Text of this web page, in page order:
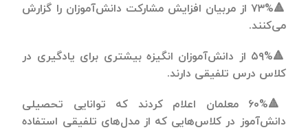
🔺۷۳% از مربیان افزایش مشارکت دانش‌آموزان را گزارش
می‌کنند.
🔺۵۹% از دانش‌آموزان انگیزه بیشتری برای یادگیری در
کلاس درس تلفیقی دارند.
🔺۶۰% معلمان اعلام کردند که توانایی تحصیلی
دانش‌آموز در کلاس‌هایی که از مدل‌های تلفیقی استفاده